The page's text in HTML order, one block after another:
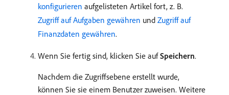
konfigurieren aufgelisteten Artikel fort, z. B.
Zugriff auf Aufgaben gewähren und Zugriff auf
Finanzdaten gewähren.
Wenn Sie fertig sind, klicken Sie aufSpeichern.
Nachdem die Zugriffsebene erstellt wurde,
können Sie sie einem Benutzer zuweisen. Weitere